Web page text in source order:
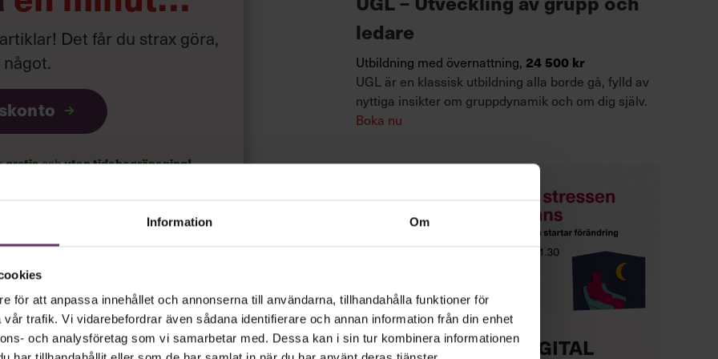
Information Om
för att anpassa innehållet och annonserna till användarna, tillhandahålla funktioner för
trafik. Vi vidarebefordrar även sådana identifierare och annan information från din enhet
och analysföretag som vi samarbetar med. Dessa kan i sin tur kombinera informationen
bakom perfekt tajming. Vid
bäst att du ägnar dig åt analytiska
varför är det så viktigt att vara
Pink reder ut i en bok för
kommit ut.
underhållande bok fullmatad med
egen vardag. Publiceras på
Det får du strax göra,
.
gratisochutan tidsbegränsning!
Läs vår integritetspolicy här
ledare
Utbildning med övernattning, 24 500 kr
UGL är en klassisk utbildning alla borde gå, fylld av
nyttiga insikter om gruppdynamik och om dig själv.
Boka nu
KOSTNADSFRI DIGITAL